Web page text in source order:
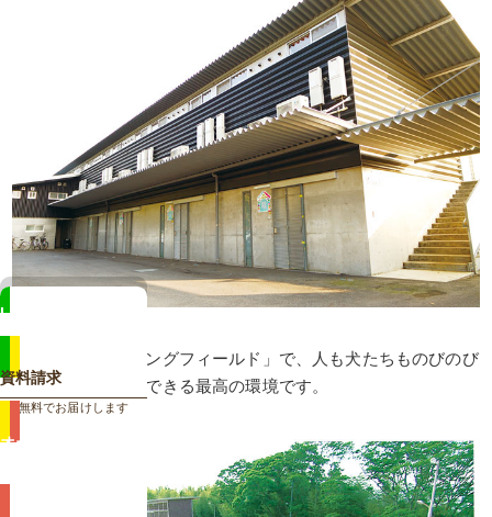
LINE
資料請求
無料でお届けします
オープン
広大な「トレーニングフィールド」で、人も犬たちものびのび
と駆け回ることができる最高の環境です。